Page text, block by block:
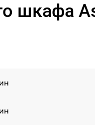
шкафа